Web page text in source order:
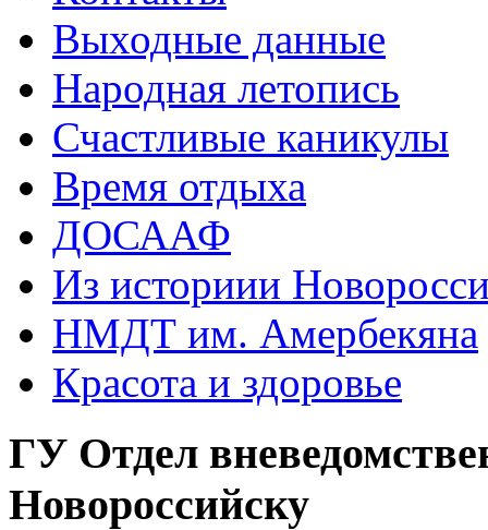
Выходные данные
Народная летопись
Счастливые каникулы
Время отдыха
ДОСААФ
Из историии
НМДТ им. Амербекяна
Красота и здоровье
ГУ Отдел
Новороссийску